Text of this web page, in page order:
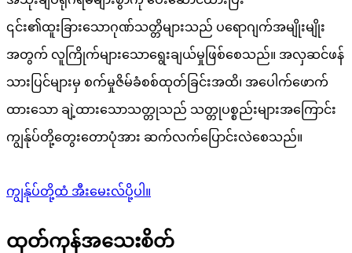
၎င်း၏ထူးခြားသောဂုဏ်သတ္တိများသည် ပရောဂျက်အမျိုးမျိုး
အတွက် လူကြိုက်များသောရွေးချယ်မှုဖြစ်စေသည်။ အလှဆင်ဖန်
သားပြင်များမှ စက်မှုဇိမ်ခံစစ်ထုတ်ခြင်းအထိ၊ အပေါက်ဖောက်
ထားသော ချဲ့ထားသောသတ္တုသည် သတ္တုပစ္စည်းများအကြောင်း
ကျွန်ုပ်တို့တွေးတောပုံအား ဆက်လက်ပြောင်းလဲစေသည်။
ကျွန်ုပ်တို့ထံ အီးမေးလ်ပို့ပါ။
ထုတ်ကုန်အသေးစိတ်